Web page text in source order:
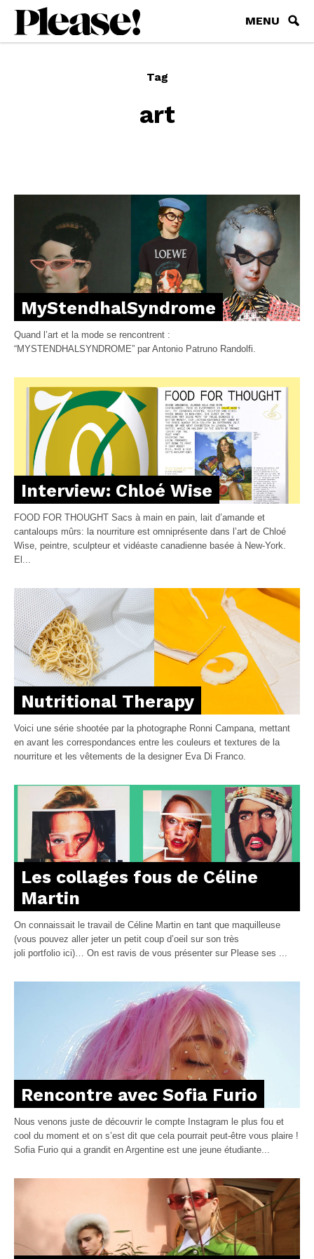
MENU
Tag
art
MyStendhalSyndrome
Quand l’art et la mode se rencontrent :
“MYSTENDHALSYNDROME” par Antonio Patruno Randolfi.
Interview: Chloé Wise
FOOD FOR THOUGHT Sacs à main en pain, lait d’amande et
cantaloups mûrs: la nourriture est omniprésente dans l’art de Chloé
Wise, peintre, sculpteur et vidéaste canadienne basée à New-York.
El...
Nutritional Therapy
Voici une série shootée par la photographe Ronni Campana, mettant
en avant les correspondances entre les couleurs et textures de la
nourriture et les vêtements de la designer Eva Di Franco.
Les collages fous de Céline
Martin
On connaissait le travail de Céline Martin en tant que maquilleuse
(vous pouvez aller jeter un petit coup d’oeil sur son très
joli portfolio ici)… On est ravis de vous présenter sur Please ses ...
Rencontre avec Sofia Furio
Nous venons juste de découvrir le compte Instagram le plus fou et
cool du moment et on s’est dit que cela pourrait peut-être vous plaire !
Sofia Furio qui a grandit en Argentine est une jeune étudiante...